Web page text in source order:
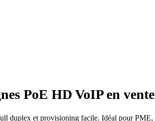
PoE HD VoIP en
duplex et provisioning facile. Idéal pour